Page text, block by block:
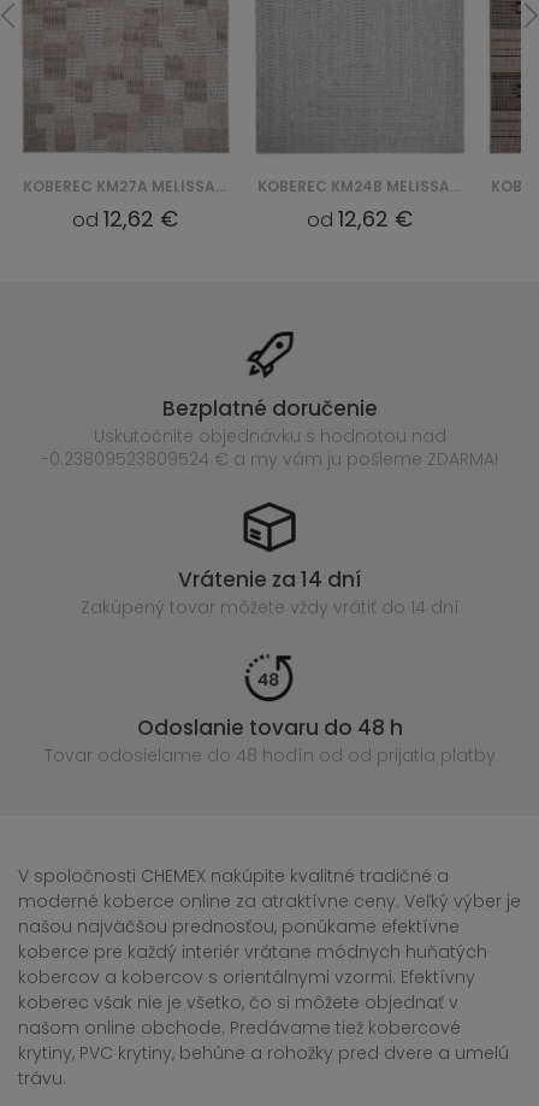
KOBEREC KM27A MELISSA MAA - SZARY
od12,62 €
KOBEREC KM24B MELISSA HCV - SZARY
od 12,62 €
Bezplatné doručenie
Uskutočnite objednávku s hodnotou nad
-0.23809523809524 € a my vám ju pošleme ZDARMA!
Vrátenie za 14 dní
Zakúpený tovar môžete vždy vrátiť do 14 dní
Odoslanie tovaru do 48 h
Tovar odosielame do 48 hodín od od prijatia platby
V spoločnosti CHEMEX nakúpite kvalitné tradičné a
moderné koberce online za atraktívne ceny. Veľký výber je
našou najväčšou prednosťou, ponúkame efektívne
koberce pre každý interiér vrátane módnych huňatých
kobercov a kobercov s orientálnymi vzormi. Efektívny
koberec však nie je všetko, čo si môžete objednať v
našom online obchode. Predávame tiež kobercové
krytiny, PVC krytiny, behúne a rohožky pred dvere a umelú
trávu.